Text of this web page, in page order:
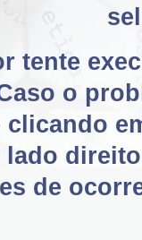
tente
o
clicando
de